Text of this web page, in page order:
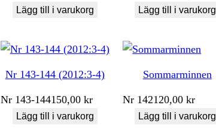
Lägg till i varukorg Lägg till i varukorg
Nr 143-144 (2012:3-4)
Nr 143-144150,00 kr
Lägg till i varukorg
Sommarminnen
Nr 142120,00kr
Lägg till i varukorg